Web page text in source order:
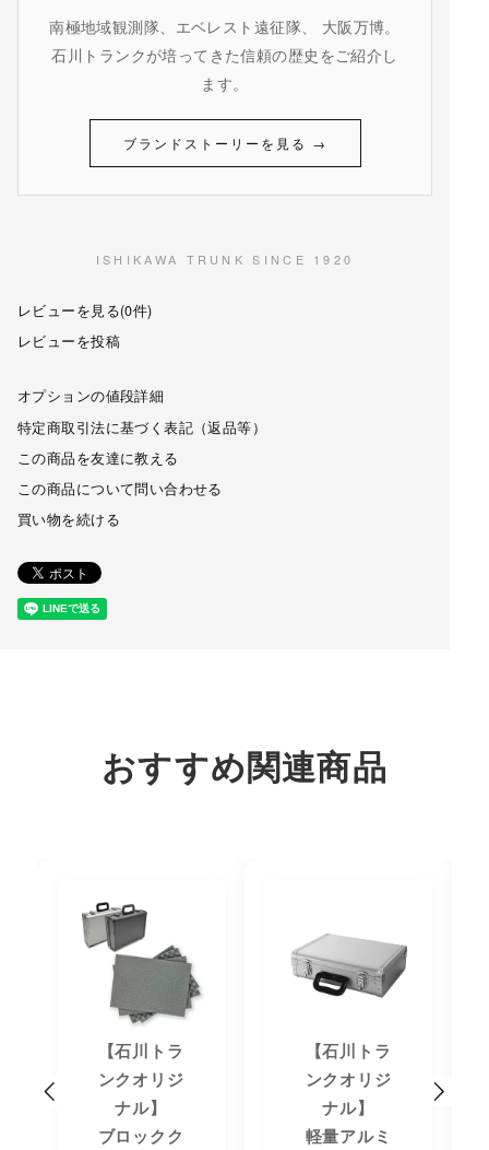
南極地域観測隊、エベレスト遠征隊、 大阪万博。
石川トランクが培ってきた信頼の歴史をご紹介し
ます。
ブランドストーリーを見る →
ISHIKAWA TRUNK SINCE 1920
レビューを見る(0件)
レビューを投稿
オプションの値段詳細
特定商取引法に基づく表記（返品等）
この商品を友達に教える
この商品について問い合わせる
買い物を続ける
おすすめ関連商品
【石川トラ
ンクオリジ
ナル】
ブロックク
【石川トラ
ンクオリジ
ナル】
軽量アルミ